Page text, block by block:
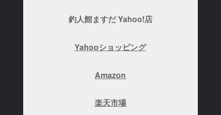
釣人館ますだ Yahoo!店
Yahooショッピング
Amazon
楽天市場